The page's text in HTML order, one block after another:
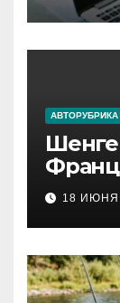
АВТОРУБРИКА
2026
и
18 ИЮНЯ